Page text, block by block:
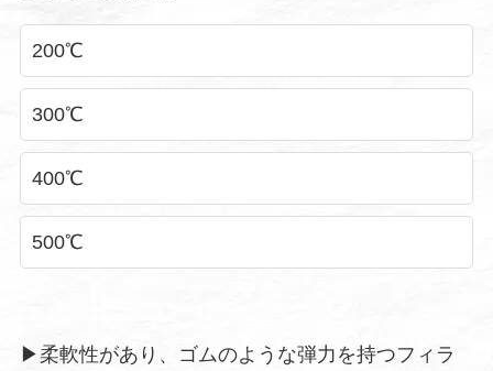
200℃
300℃
400℃
500℃
▶︎柔軟性があり、ゴムのような弾力を持つフィラ